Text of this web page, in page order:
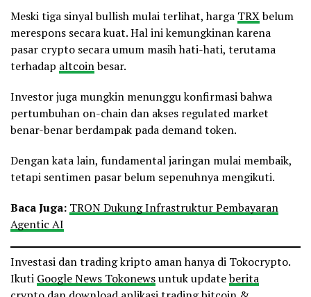
Meski tiga sinyal bullish mulai terlihat, harga TRXbelum
merespons secara kuat. Hal ini kemungkinan karena
pasar crypto secara umum masih hati-hati, terutama
terhadap altcoinbesar.
Investor juga mungkin menunggu konfirmasi bahwa
pertumbuhan on-chain dan akses regulated market
benar-benar berdampak pada demand token.
Dengan kata lain, fundamental jaringan mulai membaik,
tetapi sentimen pasar belum sepenuhnya mengikuti.
Baca Juga: TRON Dukung Infrastruktur Pembayaran
Agentic AI
Investasi dan trading kripto aman hanya di Tokocrypto.
Ikuti Google News Tokonewsuntuk updateberita